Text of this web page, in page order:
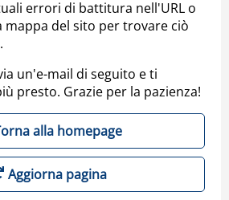
errori di battitura nell'URL o
mappa del sito per trovare ciò
un'e-mail di seguito e ti
presto. Grazie per la pazienza!
alla homepage
Aggiorna pagina